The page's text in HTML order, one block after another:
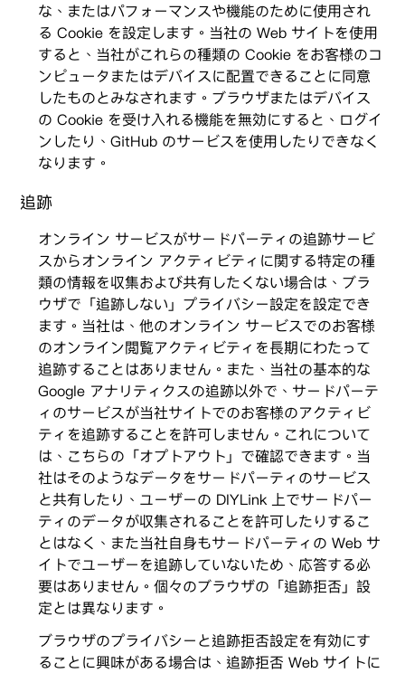
な、またはパフォーマンスや機能のために使用され
る Cookie を設定します。当社の Web サイトを使用
すると、当社がこれらの種類の Cookie をお客様のコ
ンピュータまたはデバイスに配置できることに同意
したものとみなされます。ブラウザまたはデバイス
の Cookie を受け入れる機能を無効にすると、ログイ
ンしたり、GitHub のサービスを使用したりできなく
なります。
追跡
オンライン サービスがサードパーティの追跡サービ
スからオンライン アクティビティに関する特定の種
類の情報を収集および共有したくない場合は、ブラ
ウザで「追跡しない」プライバシー設定を設定でき
ます。当社は、他のオンライン サービスでのお客様
のオンライン閲覧アクティビティを長期にわたって
追跡することはありません。また、当社の基本的な
Google アナリティクスの追跡以外で、サードパーテ
ィのサービスが当社サイトでのお客様のアクティビ
ティを追跡することを許可しません。これについて
は、こちらの「オプトアウト」で確認できます。当
社はそのようなデータをサードパーティのサービス
と共有したり、ユーザーの DIYLink 上でサードパー
ティのデータが収集されることを許可したりするこ
とはなく、また当社自身もサードパーティの Web サ
イトでユーザーを追跡していないため、応答する必
要はありません。個々のブラウザの「追跡拒否」設
定とは異なります。
ブラウザのプライバシーと追跡拒否設定を有効にす
ることに興味がある場合は、追跡拒否 Web サイトに